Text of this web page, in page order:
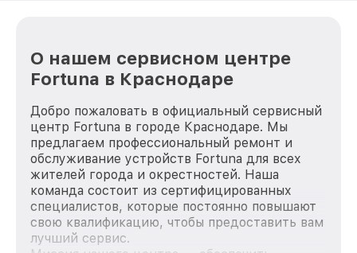
О нашем сервисном центре
Fortuna в Краснодаре
Добро пожаловать в официальный сервисный
центр Fortuna в городе Краснодаре. Мы
предлагаем профессиональный ремонт и
обслуживание устройств Fortuna для всех
жителей города и окрестностей. Наша
команда состоит из сертифицированных
специалистов, которые постоянно повышают
свою квалификацию, чтобы предоставить вам
лучший сервис.